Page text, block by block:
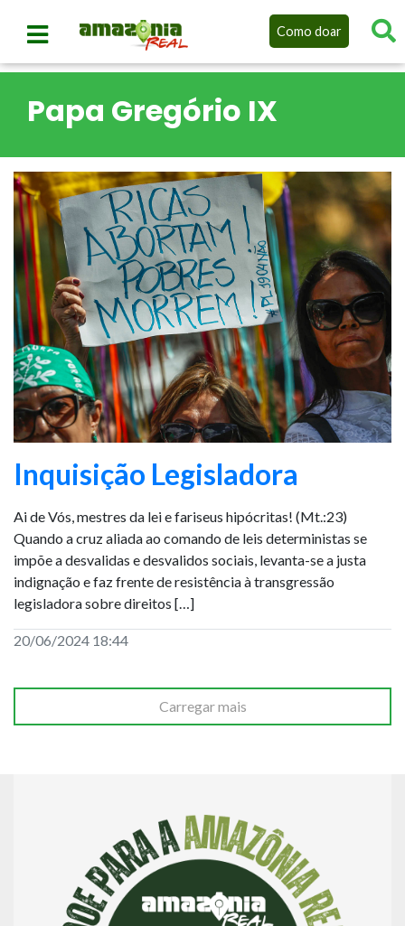
Como doar
Papa Gregório IX
Inquisição Legisladora
Ai de Vós, mestres da lei e fariseus hipócritas! (Mt.:23)
Quando a cruz aliada ao comando de leis deterministas se
impõe a desvalidas e desvalidos sociais, levanta-se a justa
indignação e faz frente de resistência à transgressão
legisladora sobre direitos […]
20/06/2024 18:44
Carregar mais